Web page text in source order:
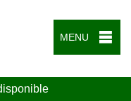
MENU